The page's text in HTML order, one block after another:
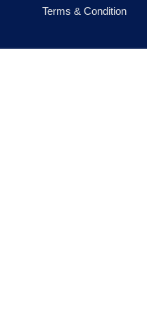
Terms & Condition